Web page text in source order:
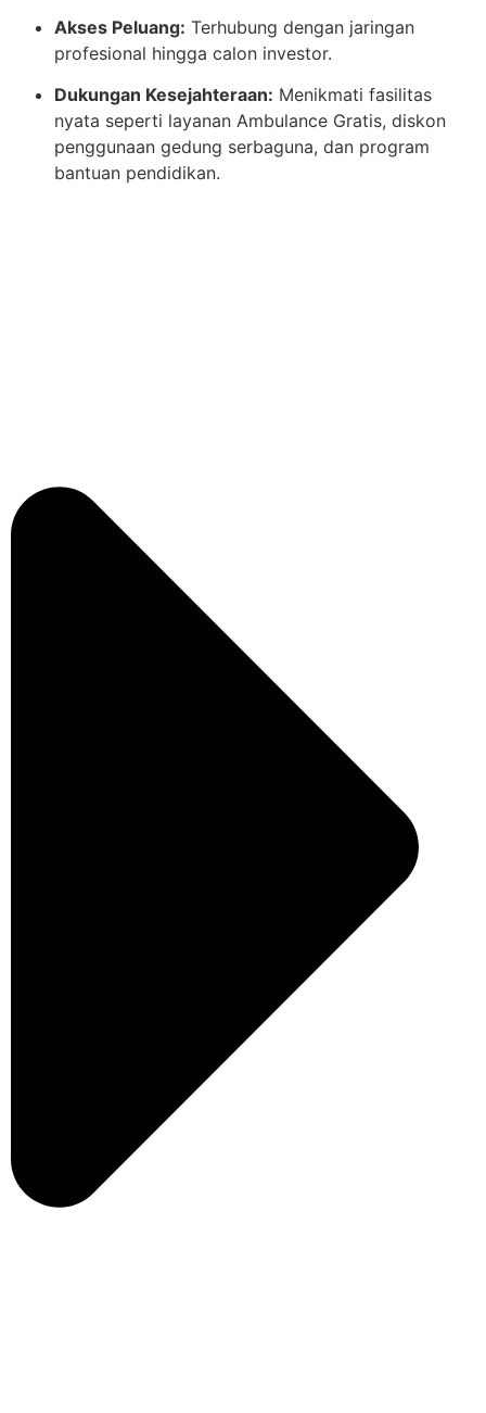
Akses Peluang: Terhubung dengan jaringan
profesional hingga calon investor.
Dukungan Kesejahteraan: Menikmati fasilitas
nyata seperti layanan Ambulance Gratis, diskon
penggunaan gedung serbaguna, dan program
bantuan pendidikan.